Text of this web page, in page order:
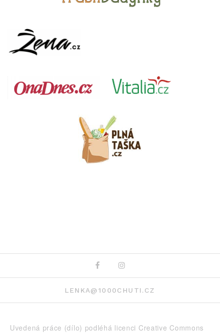
Uvedená práce (dílo) podléhá licenci Creative Commons
FacebookInstagram
LENKA@1000CHUTI.CZ